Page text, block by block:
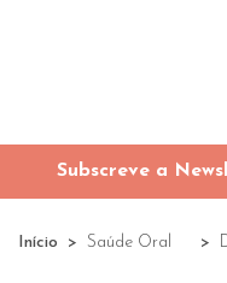
Subscreve a
Início Saúde Oral